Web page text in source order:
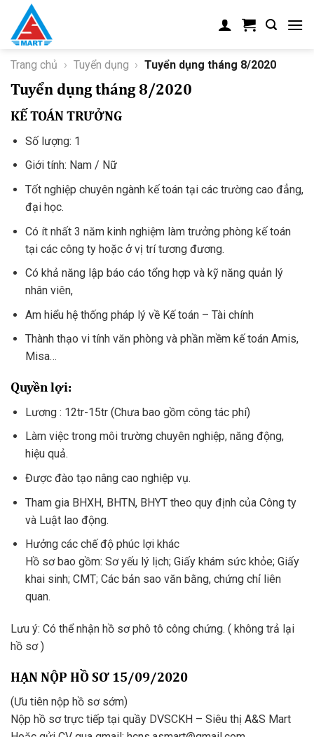
content
Trang chủ › Tuyển dụng › Tuyển dụng tháng 8/2020
Tuyển dụng tháng 8/2020
KẾ TOÁN TRƯỞNG
Số lượng: 1
Giới tính: Nam / Nữ
Tốt nghiệp chuyên ngành kế toán tại các trường cao đẳng,
đại học.
Có ít nhất 3 năm kinh nghiệm làm trưởng phòng kế toán
tại các công ty hoặc ở vị trí tương đương.
Có khả năng lập báo cáo tổng hợp và kỹ năng quản lý
nhân viên,
Am hiểu hệ thống pháp lý về Kế toán – Tài chính
Thành thạo vi tính văn phòng và phần mềm kế toán Amis,
Misa…
Quyền lợi:
Lương : 12tr-15tr (Chưa bao gồm công tác phí)
Làm việc trong môi trường chuyên nghiệp, năng động,
hiệu quả.
Được đào tạo nâng cao nghiệp vụ.
Tham gia BHXH, BHTN, BHYT theo quy định của Công ty
và Luật lao động.
Hưởng các chế độ phúc lợi khác
Hồ sơ bao gồm: Sơ yếu lý lịch; Giấy khám sức khỏe; Giấy
khai sinh; CMT; Các bản sao văn bằng, chứng chỉ liên
quan.
Lưu ý: Có thể nhận hồ sơ phô tô công chứng. ( không trả lại
hồ sơ )
HẠN NỘP HỒ SƠ 15/09/2020
(Ưu tiên nộp hồ sơ sớm)
Nộp hồ sơ trực tiếp tại quầy DVSCKH – Siêu thị A&S Mart